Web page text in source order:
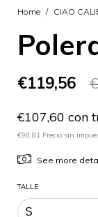
Home / CIAO
€119,56
€107,60 con
€98,81 Precio sin
See more
TALLE